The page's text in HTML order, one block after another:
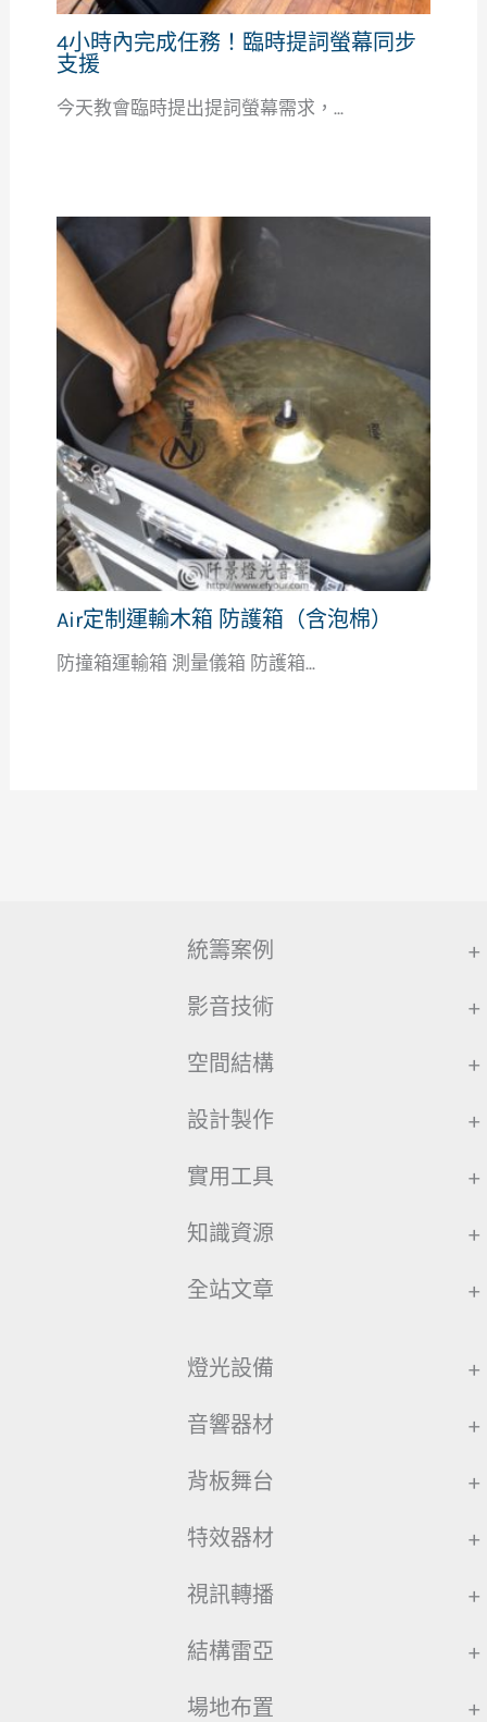
4小時內完成任務！臨時提詞螢幕同步
支援
今天教會臨時提出提詞螢幕需求，...
Air定制運輸木箱 防護箱（含泡棉）
防撞箱運輸箱 測量儀箱 防護箱...
統籌案例 +
影音技術 +
空間結構 +
設計製作 +
實用工具 +
知識資源 +
全站文章 +
燈光設備 +
音響器材 +
背板舞台 +
特效器材 +
視訊轉播 +
結構雷亞 +
場地布置 +